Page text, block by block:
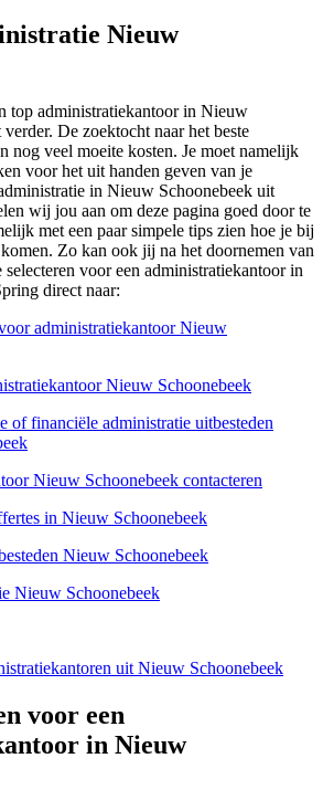
Nieuw
top administratiekantoor in Nieuw
De zoektocht naar het beste
nog veel moeite kosten. Je moet namelijk
voor het uit handen geven van je
in Nieuw Schoonebeek uit
wij jou aan om deze pagina goed door te
met een paar simpele tips zien hoe je bij
Zo kan ook jij na het doornemen van
voor een administratiekantoor in
direct naar:
administratiekantoor Nieuw
Nieuw Schoonebeek
of financiële administratie uitbesteden
Nieuw Schoonebeek contacteren
in Nieuw Schoonebeek
Nieuw Schoonebeek
Nieuw Schoonebeek
uit Nieuw Schoonebeek
voor een
in Nieuw